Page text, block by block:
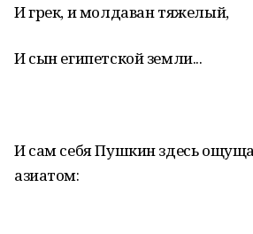
И грек, и молдаван тяжелый,
И сын египетской земли...
И сам себя Пушкин здесь
азиатом: